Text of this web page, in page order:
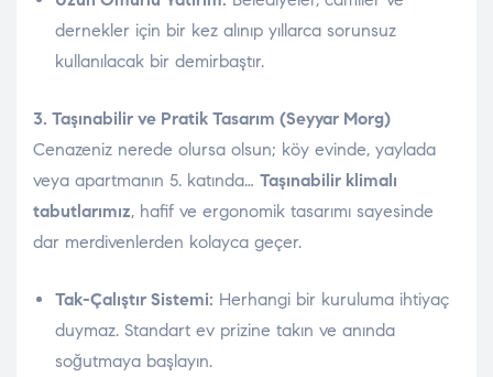
dernekler için bir kez alınıp yıllarca sorunsuz
kullanılacak bir demirbaştır.
3. Taşınabilir ve Pratik Tasarım (Seyyar Morg)
Cenazeniz nerede olursa olsun; köy evinde, yaylada
veya apartmanın 5. katında… Taşınabilir klimalı
tabutlarımız, hafif ve ergonomik tasarımı sayesinde
dar merdivenlerden kolayca geçer.
Tak-Çalıştır Sistemi: Herhangi bir kuruluma ihtiyaç
duymaz. Standart ev prizine takın ve anında
soğutmaya başlayın.